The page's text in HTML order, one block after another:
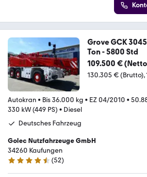
Grove GCK
Ton - 5800 Std
109.500 €
130.305 € (Brutto)
Autokran • Bis 36.000 kg • EZ 04/2010 •
330 kW (449 PS) • Diesel
Deutsches Fahrzeug
Golec Nutzfahrzeuge GmbH
34260 Kaufungen
4.7 Sterne
(52)